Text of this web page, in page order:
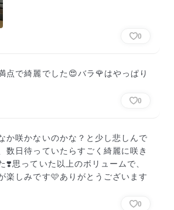
0
点で綺麗でした😍バラ🌹はやっぱり
0
か咲かないのかな？と少し悲しんで
数日待っていたらすごく綺麗に咲き
❣️思っていた以上のボリュームで、
楽しみです🩷ありがとうございます
0